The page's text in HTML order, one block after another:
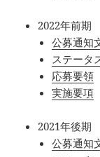
2022年前期
公募通知
ステータ
応募要領
実施要項
2021年後期
公募通知